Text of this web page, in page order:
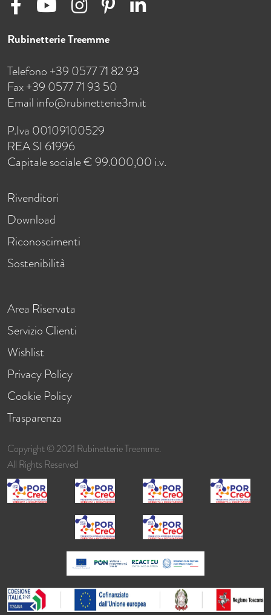
Rubinetterie Treemme
Telefono +39 0577 71 82 93
Fax +39 0577 71 93 50
Email info@rubinetterie3m.it
P.Iva 00109100529
REA SI 61996
Capitale sociale € 99.000,00 i.v.
Rivenditori
Download
Riconoscimenti
Sostenibilità
Area Riservata
Servizio Clienti
Wishlist
Privacy Policy
Cookie Policy
Trasparenza
Copyright © 2021 Rubinetterie Treemme.
All Rights Reserved